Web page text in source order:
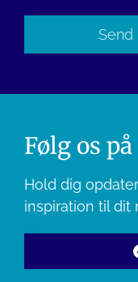
this
empty.
Følg os
Hold dig
inspiration til